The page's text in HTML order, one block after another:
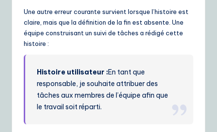
Une autre erreur courante survient lorsque l’histoire est
claire, mais que la définition de la fin est absente. Une
équipe construisant un suivi de tâches a rédigé cette
histoire :
Histoire utilisateur :En tant que
responsable, je souhaite attribuer des
tâches aux membres de l’équipe afin que
le travail soit réparti.